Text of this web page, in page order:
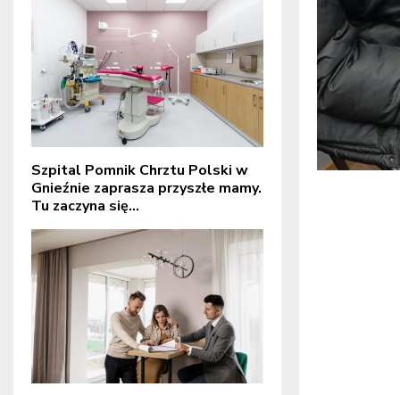
Szpital Pomnik Chrztu Polski w
Gnieźnie zaprasza przyszłe mamy.
Tu zaczyna się...